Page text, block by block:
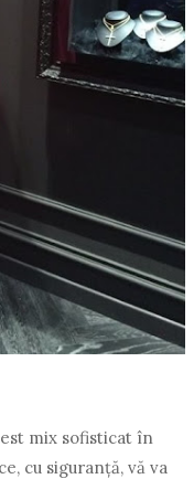
mix sofisticat în
cu siguranţă, vă va